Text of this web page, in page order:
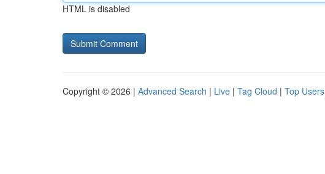
HTML is disabled
Copyright © 2026 | Advanced Search | Live | Tag Cloud | Top Users